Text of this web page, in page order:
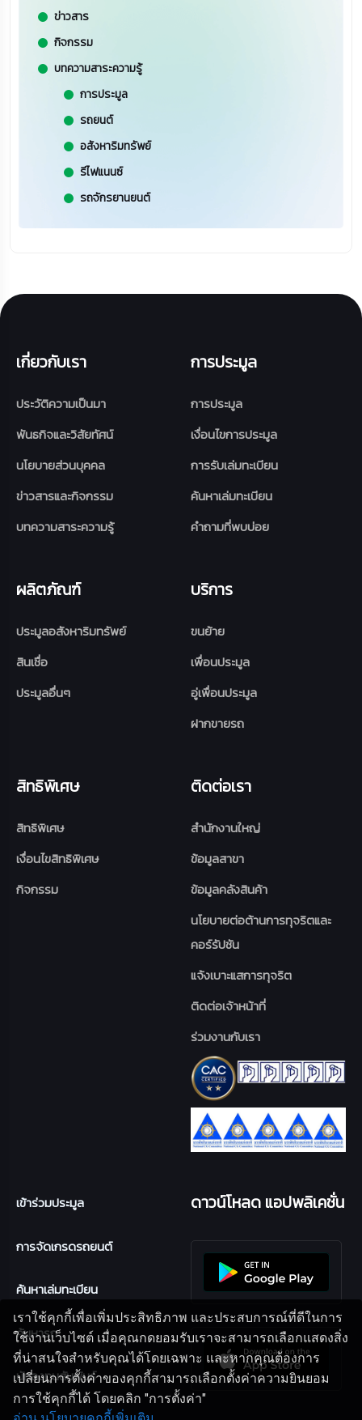
เราใช้คุกกี้เพื่อเพิ่มประสิทธิภาพ และประสบการณ์ที่ดีในการ
ใช้งานเว็บไซต์ เมื่อคุณกดยอมรับเราจะสามารถเลือกแสดงสิ่ง
ที่น่าสนใจสำหรับคุณได้โดยเฉพาะ และหากคุณต้องการ
เปลี่ยนการตั้งค่าของคุกกี้สามารถเลือกตั้งค่าความยินยอม
การใช้คุกกี้ได้ โดยคลิก "การตั้งค่า"
ข่าวสาร
กิจกรรม
บทความสาระความรู้
การประมูล
รถยนต์
อสังหาริมทรัพย์
รีไฟแนนซ์
รถจักรยานยนต์
เกี่ยวกับเรา
ประวัติความเป็นมา
พันธกิจและวิสัยทัศน์
นโยบายส่วนบุคคล
ข่าวสารและกิจกรรม
บทความสาระความรู้
การประมูล
การประมูล
เงื่อนไขการประมูล
การรับเล่มทะเบียน
ค้นหาเล่มทะเบียน
คำถามที่พบบ่อย
ผลิตภัณฑ์
ประมูลอสังหาริมทรัพย์
สินเชื่อ
ประมูลอื่นๆ
บริการ
ขนย้าย
เพื่อนประมูล
อู่เพื่อนประมูล
ฝากขายรถ
สิทธิพิเศษ
สิทธิพิเศษ
เงื่อนไขสิทธิพิเศษ
กิจกรรม
ติดต่อเรา
สำนักงานใหญ่
ข้อมูลสาขา
ข้อมูลคลังสินค้า
นโยบายต่อต้านการทุจริตและ
คอร์รัปชัน
แจ้งเบาะแสการทุจริต
ติดต่อเจ้าหน้าที่
ร่วมงานกับเรา
เข้าร่วมประมูล
การจัดเกรดรถยนต์
ค้นหาเล่มทะเบียน
ค้นหารถ
นักลงทุนสัมพันธ์
ดาวน์โหลด แอปพลิเคชั่น